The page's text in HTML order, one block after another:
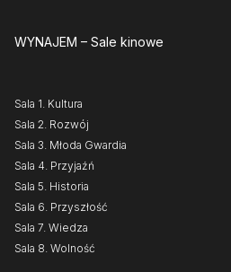
WYNAJEM – Sale kinowe
Sala 1. Kultura
Sala 2. Rozwój
Sala 3. Młoda Gwardia
Sala 4. Przyjaźń
Sala 5. Historia
Sala 6. Przyszłość
Sala 7. Wiedza
Sala 8. Wolność